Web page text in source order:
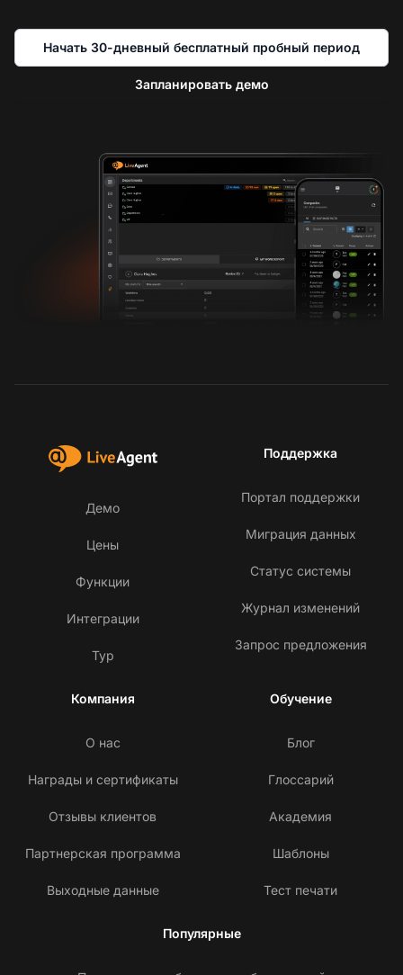
Начать 30-дневный бесплатный пробный период
Запланировать демо
Демо
Цены
Функции
Интеграции
Тур
Поддержка
Портал поддержки
Миграция данных
Статус системы
Журнал изменений
Запрос предложения
Компания
О нас
Награды и сертификаты
Отзывы клиентов
Партнерская программа
Выходные данные
Обучение
Блог
Глоссарий
Академия
Шаблоны
Тест печати
Популярные